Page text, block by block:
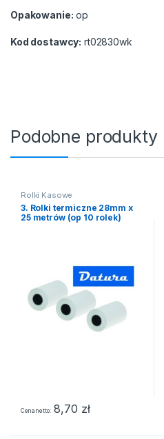
Opakowanie: op
Kod dostawcy: rt02830wk
Podobne produkty
Rolki Kasowe
3. Rolki termiczne 28mm x
25 metrów (op 10 rolek)
Cena netto 8,70 zł